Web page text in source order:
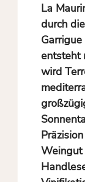
La
durch
entsteht
wird
Weingut